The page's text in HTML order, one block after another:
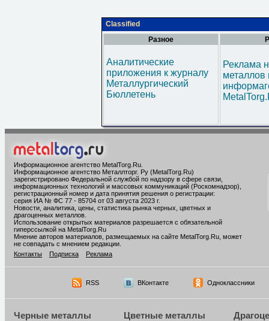
Classified
Разное
Аналитические
приложения к журналу
Металлургический
Бюллетень
Реклама
металлов
Информационное агентство MetalTorg.Ru
Информационное агентство Металлторг. Ру (MetalTorg.Ru)
зарегистрировано Федеральной службой по надзору в сфере связи,
информационных технологий и массовых коммуникаций (Роскомнадзор),
регистрационный номер и дата принятия решения о регистрации:
серия ИА № ФС 77 - 85704 от 03 августа 2023 г.
Новости, аналитика, цены, статистика рынка черных, цветных и
драгоценных металлов.
Использование открытых материалов разрешается с обязательной
гиперссылкой на MetalTorg.Ru
Мнение авторов материалов, размещаемых на сайте MetalTorg.Ru, может
не совпадать с мнением редакции.
Контакты
Подписка Реклама
RSS ВКонтакте Одноклассники
Черные металлы Цветные металлы